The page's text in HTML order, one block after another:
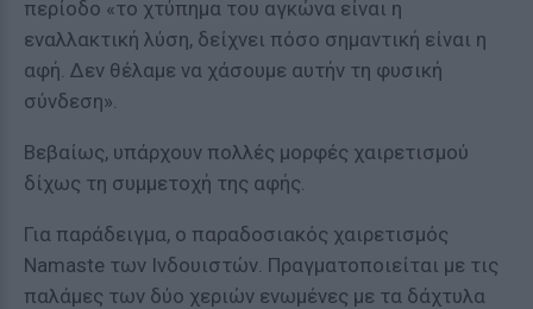
περίοδο «το χτύπημα του αγκώνα είναι η
εναλλακτική λύση, δείχνει πόσο σημαντική είναι η
αφή. Δεν θέλαμε να χάσουμε αυτήν τη φυσική
σύνδεση».
Βεβαίως, υπάρχουν πολλές μορφές χαιρετισμού
δίχως τη συμμετοχή της αφής.
Για παράδειγμα, ο παραδοσιακός χαιρετισμός
Namaste των Ινδουιστών. Πραγματοποιείται με τις
παλάμες των δύο χεριών ενωμένες με τα δάχτυλα